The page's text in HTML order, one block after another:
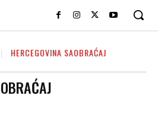
HERCEGOVINA SAOBRAĆAJ